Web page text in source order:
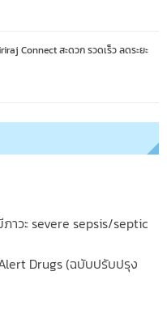
Connect สะดวก รวดเร็ว ลดระยะ
วะ severe sepsis/septic
Drugs (ฉบับปรับปรุง